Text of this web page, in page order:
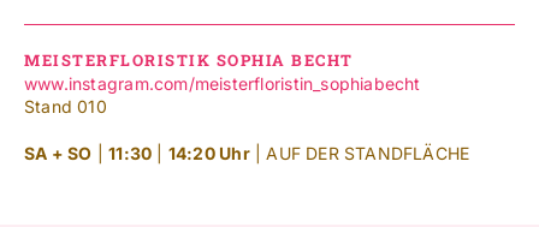
MEISTERFLORISTIK SOPHIA BECHT
www.instagram.com/meisterfloristin_sophiabecht
Stand 010
SA + SO |11:30 14:20 Uhr| AUF DER STANDFLÄCHE